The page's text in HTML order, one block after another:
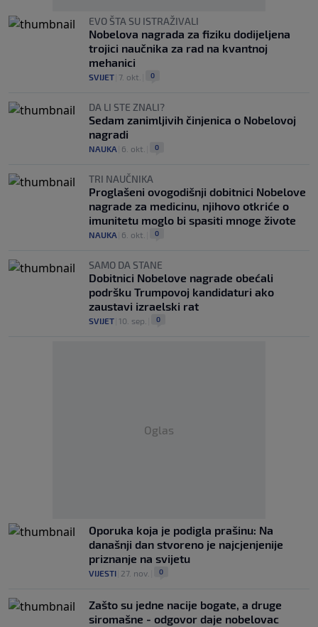
EVO ŠTA SU ISTRAŽIVALI
Nobelova nagrada za fiziku dodijeljena
trojici naučnika za rad na kvantnoj
mehanici
SVIJET 7. okt. 0
DA LI STE ZNALI?
Sedam zanimljivih činjenica o Nobelovoj
nagradi
NAUKA 6. okt. 0
TRI NAUČNIKA
Proglašeni ovogodišnji dobitnici Nobelove
nagrade za medicinu, njihovo otkriće o
imunitetu moglo bi spasiti mnoge živote
NAUKA 6. okt. 0
SAMO DA STANE
Dobitnici Nobelove nagrade obećali
podršku Trumpovoj kandidaturi ako
zaustavi izraelski rat
SVIJET 10. sep. 0
Oglas
Oporuka koja je podigla prašinu: Na
današnji dan stvoreno je najcjenjenije
priznanje na svijetu
VIJESTI 27. nov. 0
Zašto su jedne nacije bogate, a druge
siromašne - odgovor daje nobelovac